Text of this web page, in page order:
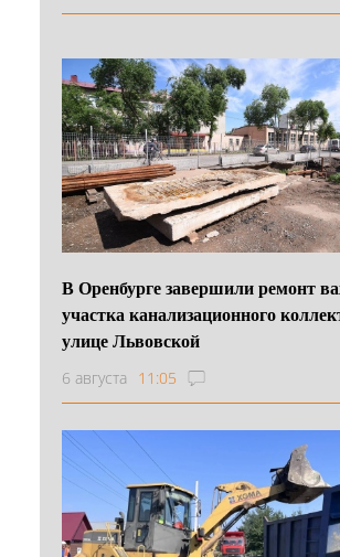
В Оренбурге завершили ремонт
участка канализационного
улице Львовской
6 августа 11:05